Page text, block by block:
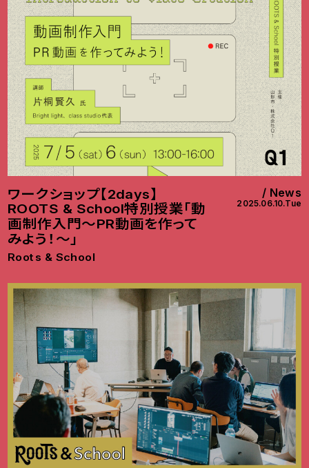
ワークショップ【2days】
ROOTS & School特別授業「動
画制作入門〜PR動画を作って
みよう！〜」
Roots & School
News
2025.06.10.Tue